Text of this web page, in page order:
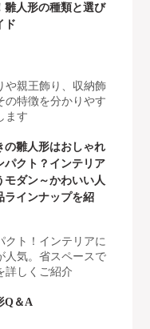
雛人形の種類と選び
ド
や親王飾り、収納飾
の特徴を分かりやす
ます
の雛人形はおしゃれ
パクト？インテリア
モダン～かわいい人
ラインナップを紹
クト！インテリアに
人気。省スペースで
詳しくご紹介
Q＆A